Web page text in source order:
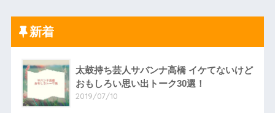
新着
太鼓持ち芸人サバンナ高橋 イケてないけど
おもしろい思い出トーク30選！
2019/07/10